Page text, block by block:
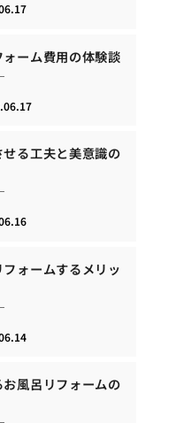
ーム費用の体験談
る工夫と美意識の
ォームするメリッ
風呂リフォームの